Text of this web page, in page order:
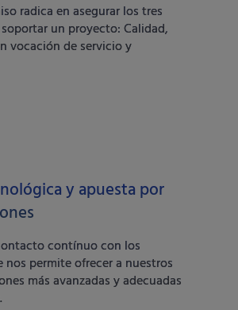
radica en asegurar los tres
un proyecto: Calidad,
vocación de servicio y
y apuesta por
contínuo con los
permite ofrecer a nuestros
más avanzadas y adecuadas